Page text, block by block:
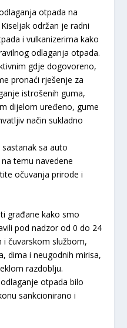
otpada na
održan je radni
i vulkanizerima kako
odlaganja otpada.
gdje dogovoreno,
pronaći rješenje za
istrošenih guma,
dijelom uređeno, gume
način sukladno
sa auto
temu navedene
očuvanja prirode i
građane kako smo
pod nadzor od 0 do 24
čuvarskom službom,
dima i neugodnih mirisa,
razdoblju.
otpada bilo
sankcionirano i